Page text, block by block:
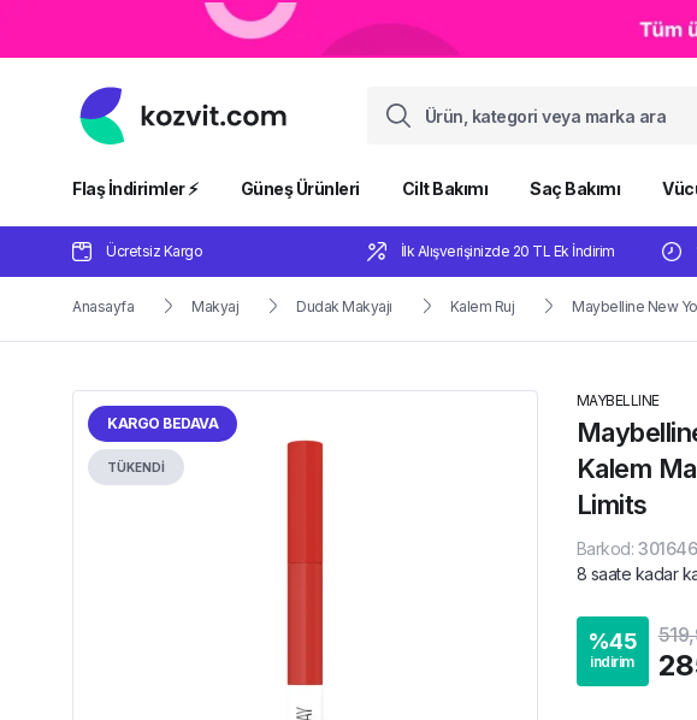
Flaş İndirimler ⚡️ Güneş Ürünleri Cilt Bakımı Saç Bakımı
Ücretsiz Kargo İlk Alışverişinizde 20 TL Ek İndirim
Anasayfa Makyaj Dudak Makyajı Kalem Ruj Maybelline New
KARGO BEDAVA
TÜKENDİ
MAYBELLINE
Kalem
Limits
Barkod:
8 saate kadar
%45
indirim